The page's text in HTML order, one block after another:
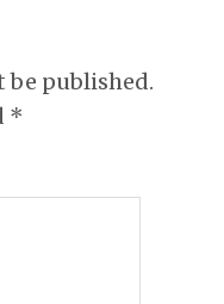
be published.
*